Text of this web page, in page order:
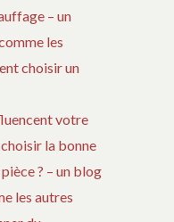
– un
les
choisir un
votre
la bonne
? – un blog
les autres